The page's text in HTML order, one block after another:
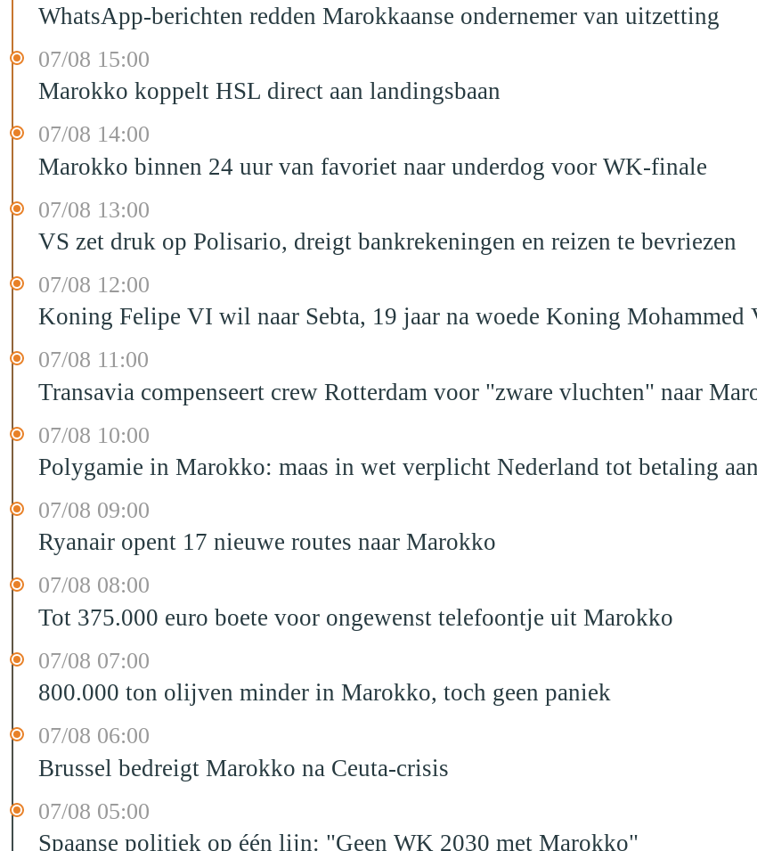
WhatsApp-berichten redden Marokkaanse ondernemer van uitzetting
07/08 15:00
Marokko koppelt HSL direct aan landingsbaan
07/08 14:00
Marokko binnen 24 uur van favoriet naar underdog voor WK-finale
07/08 13:00
VS zet druk op Polisario, dreigt bankrekeningen en reizen te bevriezen
07/08 12:00
Koning Felipe VI wil naar Sebta, 19 jaar na woede Koning Mohammed
07/08 11:00
Transavia compenseert crew Rotterdam voor "zware vluchten" naar
07/08 10:00
Polygamie in Marokko: maas in wet verplicht Nederland tot betaling
07/08 09:00
Ryanair opent 17 nieuwe routes naar Marokko
07/08 08:00
Tot 375.000 euro boete voor ongewenst telefoontje uit Marokko
07/08 07:00
800.000 ton olijven minder in Marokko, toch geen paniek
07/08 06:00
Brussel bedreigt Marokko na Ceuta-crisis
07/08 05:00
Spaanse politiek op één lijn: "Geen WK 2030 met Marokko"